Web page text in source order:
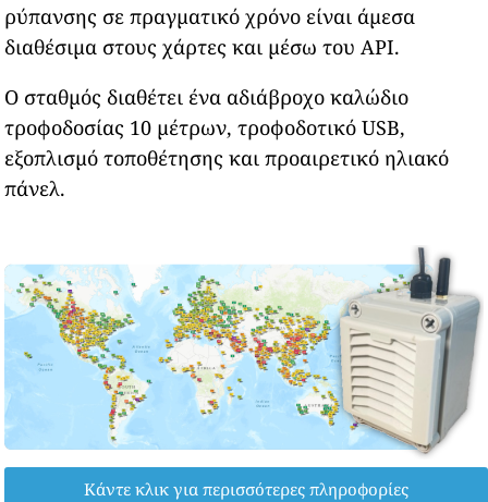
ρύπανσης σε πραγματικό χρόνο είναι άμεσα
διαθέσιμα στους χάρτες και μέσω του API.
Ο σταθμός διαθέτει ένα αδιάβροχο καλώδιο
τροφοδοσίας 10 μέτρων, τροφοδοτικό USB,
εξοπλισμό τοποθέτησης και προαιρετικό ηλιακό
πάνελ.
Κάντε κλικ για περισσότερες πληροφορίες